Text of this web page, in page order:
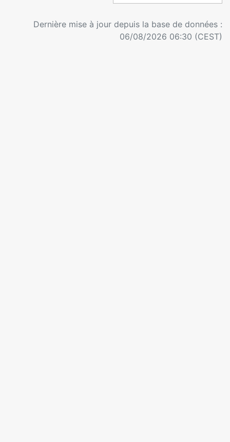
Dernière mise à jour depuis la base de données :
06/08/2026 06:30 (CEST)